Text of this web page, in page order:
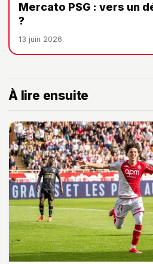
Mercato PSG : vers un
?
13 juin 2026
À lire ensuite